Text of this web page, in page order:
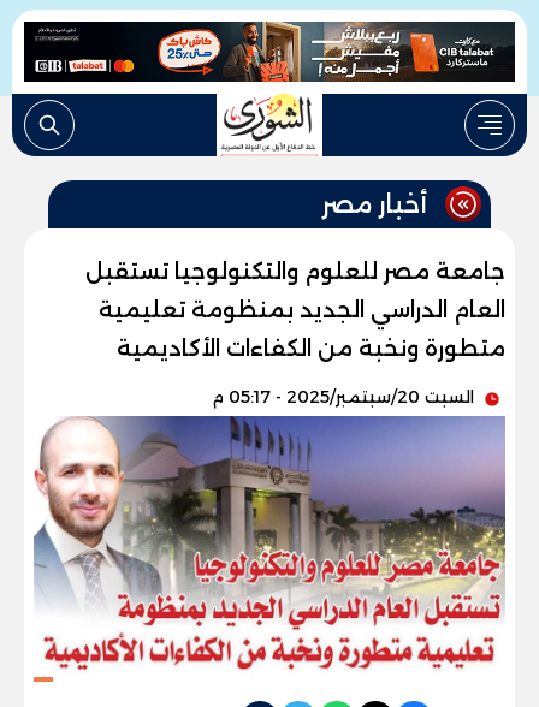
أخبار مصر
جامعة مصر للعلوم والتكنولوجيا تستقبل
العام الدراسي الجديد بمنظومة تعليمية
متطورة ونخبة من الكفاءات الأكاديمية
السبت 20/سبتمبر/2025 - 05:17 م